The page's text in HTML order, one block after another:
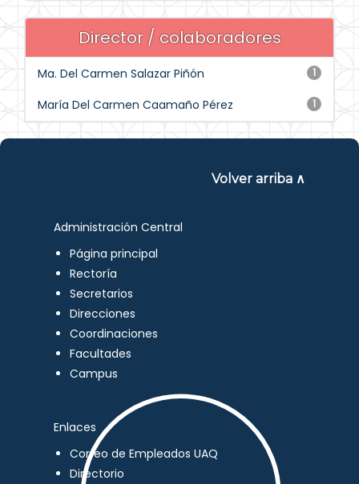
Director / colaboradores
1
Ma. Del Carmen Salazar Piñón
1
María Del Carmen Caamaño Pérez
Volver arriba ∧
Administración Central
Página principal
Rectoría
Secretarios
Direcciones
Coordinaciones
Facultades
Campus
Enlaces
Correo de Empleados UAQ
Directorio